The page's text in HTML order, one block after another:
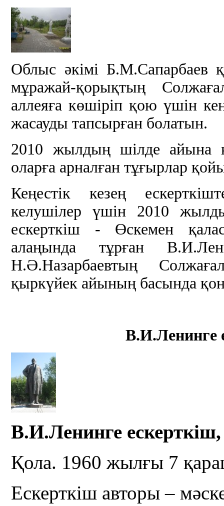
Облыс әкімі Б.М.Сапарбаев
мұражай-қорықтың
аллеяға көшіріп қою үшін
жасауды тапсырған болатын.
2010 жылдың шілде айына
оларға арналған тұғырлар
Кеңестік кезең
келушілер үшін 2010
ескерткіш - Өскемен
алаңында тұрған
Н.Ә.Назарбаевтың
қыркүйек айының басында
В.И.Ленинге
В.И.Ленинге
Қола. 1960 жылғы 7
Ескерткіш авторы –